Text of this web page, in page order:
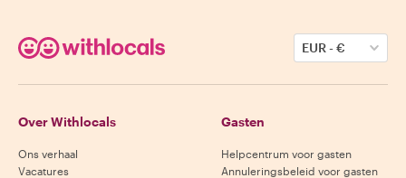
EUR-€
Over Withlocals
Ons verhaal
Vacatures
Gasten
Helpcentrum voor gasten
Annuleringsbeleid voor gasten